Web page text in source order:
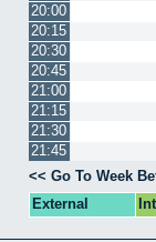
20:00
20:15
20:30
20:45
21:00
21:15
21:30
21:45
<< Go To Week
External